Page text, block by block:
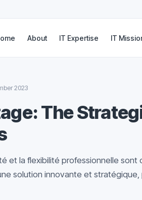
About IT Expertise IT
2023
The
et la flexibilité professionnelle
solution innovante et